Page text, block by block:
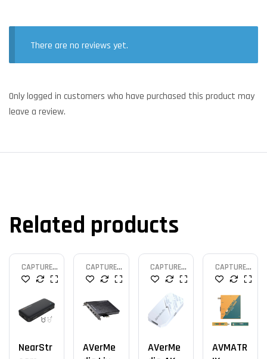
There are no reviews yet.
Only logged in customers who have purchased this product may
leave a review.
Related products
CAPTURE
CARD
NearStr
CAPTURE
CARD
AVerMe
CAPTURE
CARD
AVerMe
CAPTURE
CARD
AVMATR